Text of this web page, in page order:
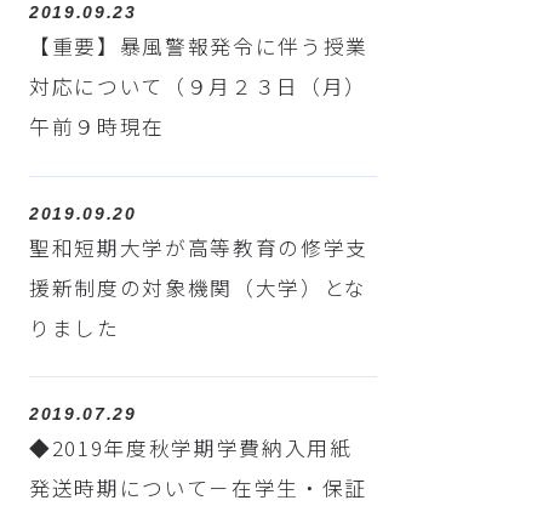
2019.09.23
【重要】暴風警報発令に伴う授業
対応について（９月２３日（月）
午前９時現在
2019.09.20
聖和短期大学が高等教育の修学支
援新制度の対象機関（大学）とな
りました
2019.07.29
◆2019年度秋学期学費納入用紙
発送時期について－在学生・保証